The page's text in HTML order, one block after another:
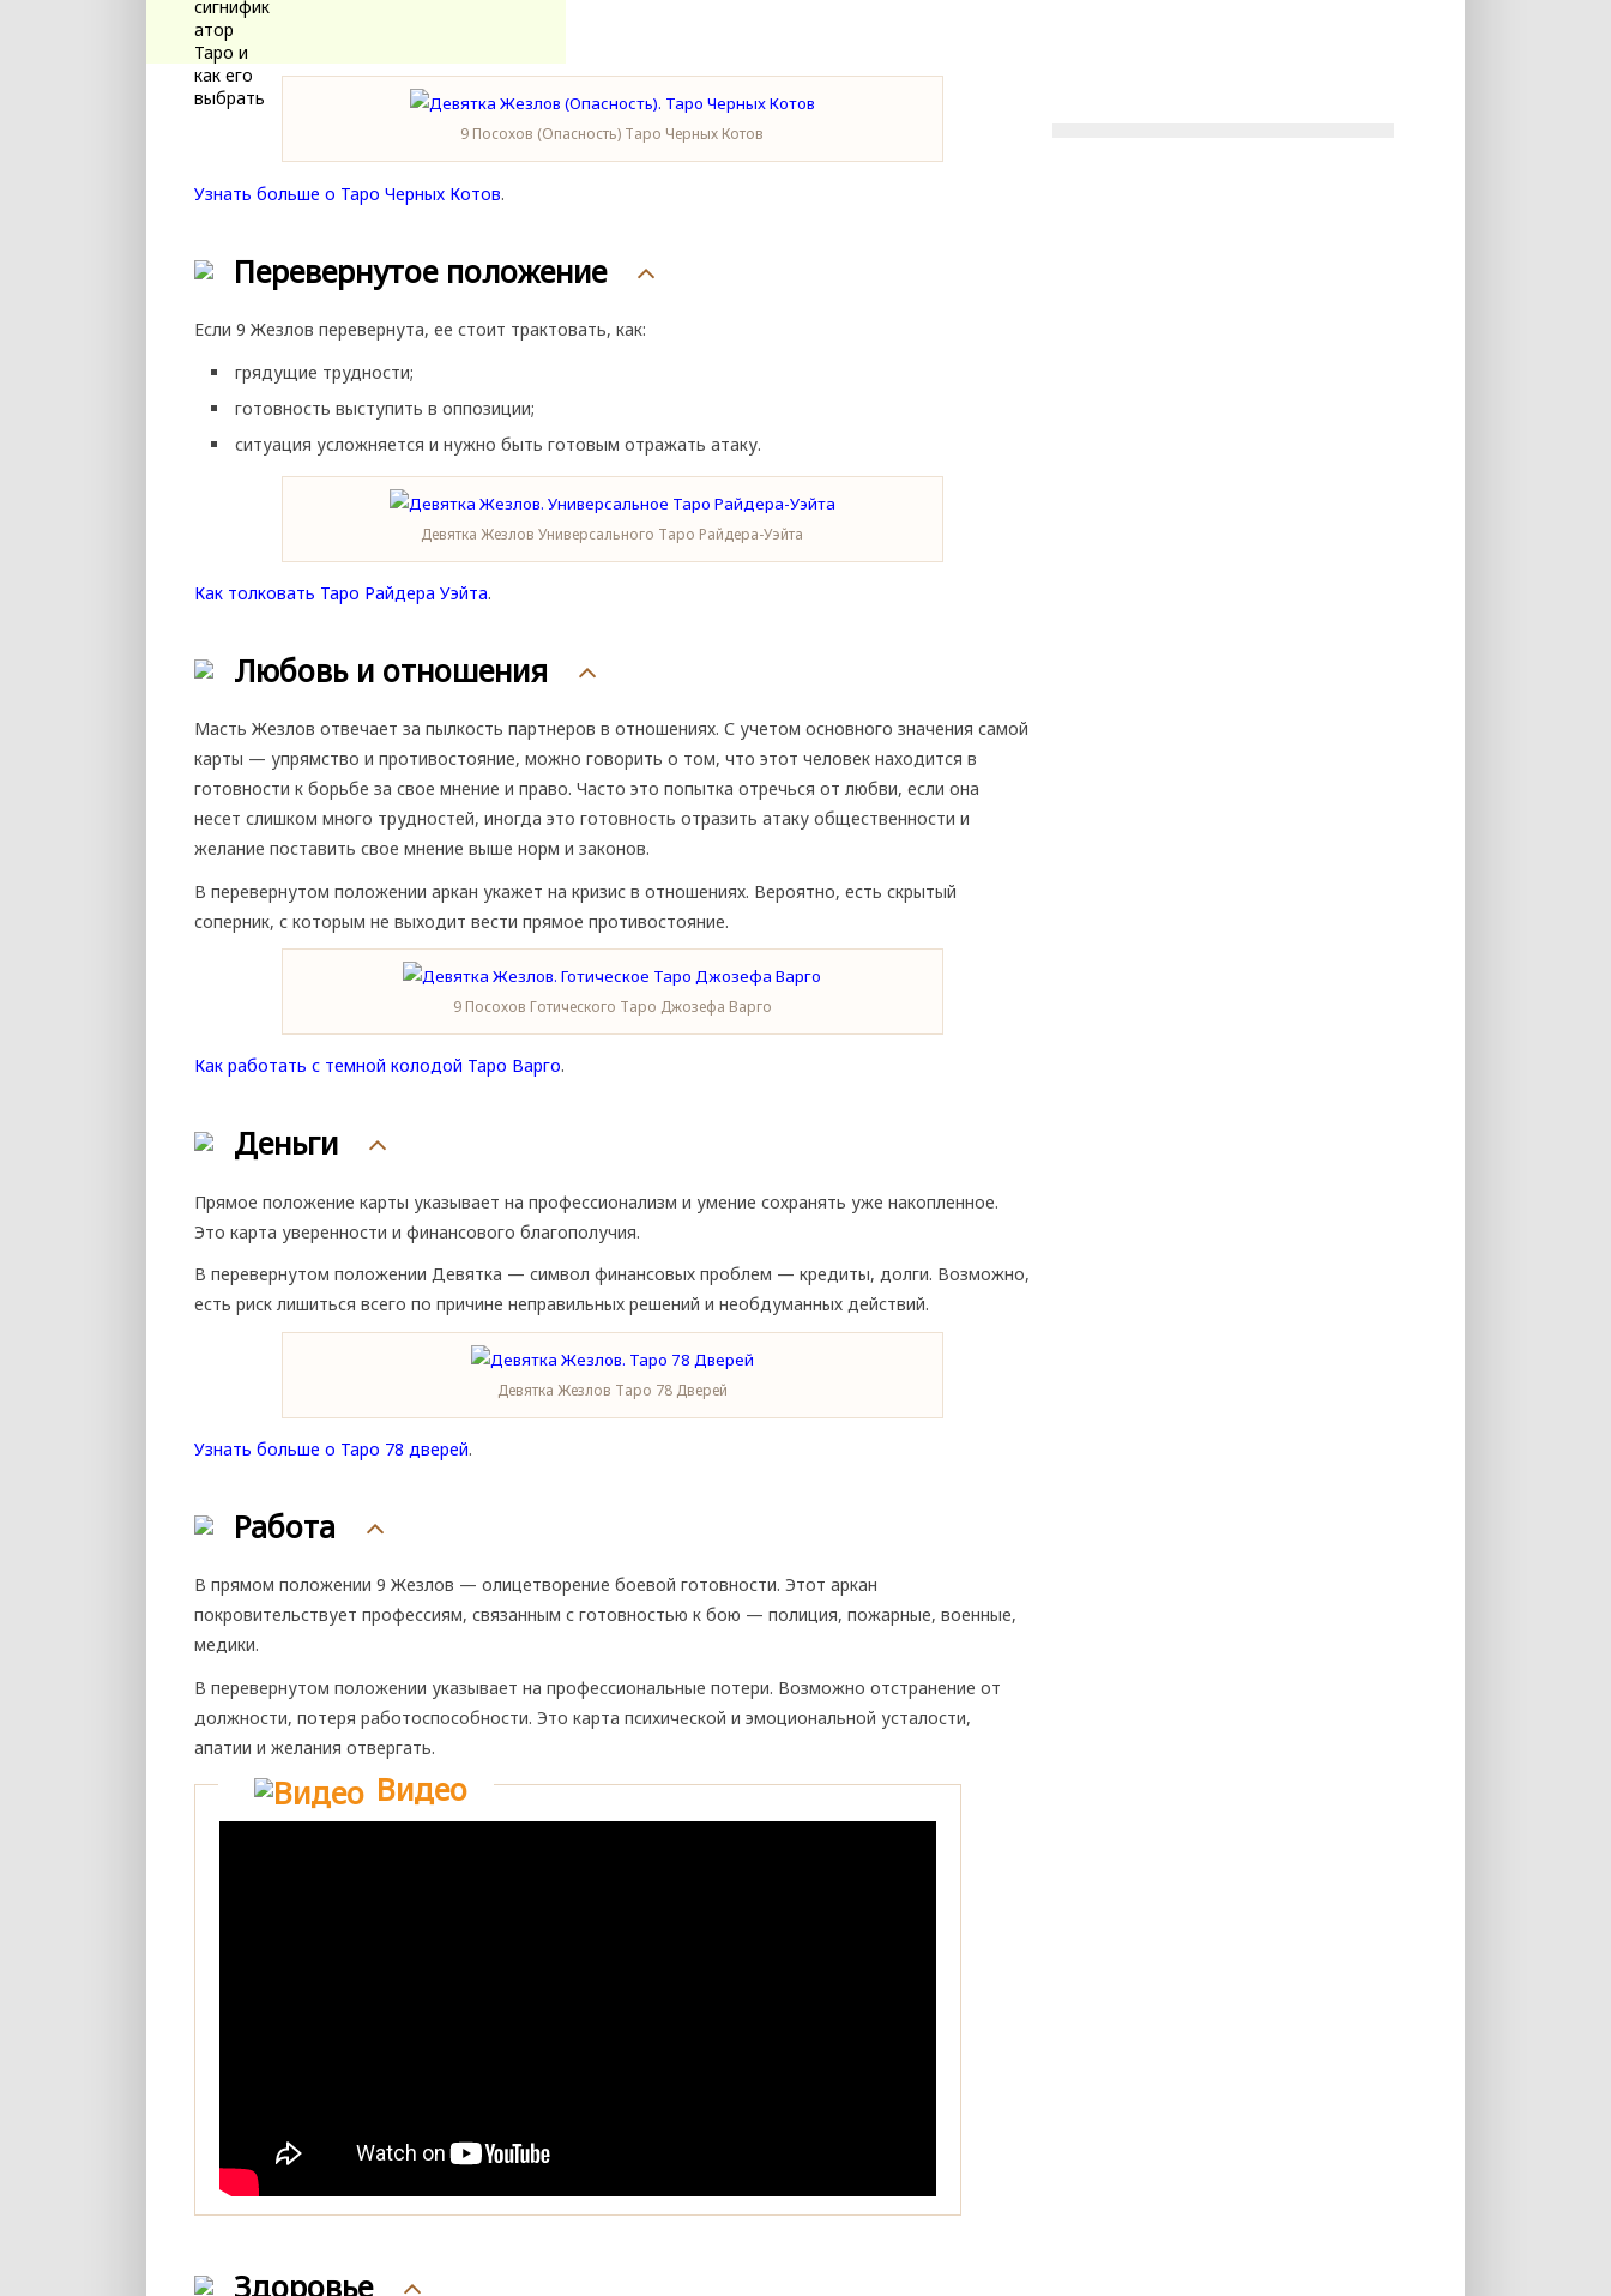
9 Посохов (Опасность) Таро Черных Котов
Узнать больше о Таро Черных Котов.
Перевернутое положение
Если 9 Жезлов перевернута, ее стоит трактовать, как:
грядущие трудности;
готовность выступить в оппозиции;
ситуация усложняется и нужно быть готовым отражать атаку.
Девятка Жезлов Универсального Таро Райдера-Уэйта
Как толковать Таро Райдера Уэйта.
Любовь и отношения
Масть Жезлов отвечает за пылкость партнеров в отношениях. С учетом основного значения самой
карты — упрямство и противостояние, можно говорить о том, что этот человек находится в
готовности к борьбе за свое мнение и право. Часто это попытка отречься от любви, если она
несет слишком много трудностей, иногда это готовность отразить атаку общественности и
желание поставить свое мнение выше норм и законов.
В перевернутом положении аркан укажет на кризис в отношениях. Вероятно, есть скрытый
соперник, с которым не выходит вести прямое противостояние.
9 Посохов Готического Таро Джозефа Варго
Как работать с темной колодой Таро Варго.
Деньги
Прямое положение карты указывает на профессионализм и умение сохранять уже накопленное.
Это карта уверенности и финансового благополучия.
В перевернутом положении Девятка — символ финансовых проблем — кредиты, долги. Возможно,
есть риск лишиться всего по причине неправильных решений и необдуманных действий.
Девятка Жезлов Таро 78 Дверей
Узнать больше о Таро 78 дверей.
Работа
В прямом положении 9 Жезлов — олицетворение боевой готовности. Этот аркан
покровительствует профессиям, связанным с готовностью к бою — полиция, пожарные, военные,
медики.
В перевернутом положении указывает на профессиональные потери. Возможно отстранение от
должности, потеря работоспособности. Это карта психической и эмоциональной усталости,
апатии и желания отвергать.
Видео
Здоровье